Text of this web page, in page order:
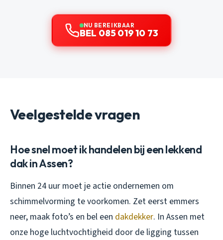
NU BEREIKBAAR
BEL 085 019 10 73
Veelgestelde vragen
Hoe snel moet ik handelen bij een lekkend
dak in Assen?
Binnen 24 uur moet je actie ondernemen om
schimmelvorming te voorkomen. Zet eerst emmers
neer, maak foto’s en bel een dakdekker. In Assen met
onze hoge luchtvochtigheid door de ligging tussen